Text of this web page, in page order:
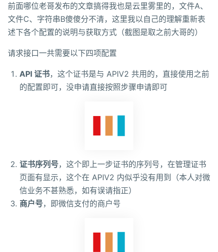
前面哪位老哥发布的文章搞得我也是云里雾里的，文件A、
文件C、字符串B傻傻分不清，这里我以自己的理解重新表
述下各个配置的说明与获取方式（截图是取之前大哥的）
请求接口一共需要以下四项配置
API 证书，这个证书是与 APIV2 共用的，直接使用之前
的配置即可，没申请直接按照步骤申请即可
证书序列号，这个即上一步证书的序列号，在管理证书
页面有显示，这个在 APIV2 内似乎没有用到（本人对微
信业务不甚熟悉，如有误请指正）
商户号，即微信支付的商户号